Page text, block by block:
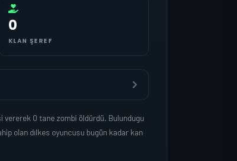
0
KLAN ŞEREF
0 tane zombi öldürdü. Bulundugu
olan dılkes oyuncusu bugün kadar kan